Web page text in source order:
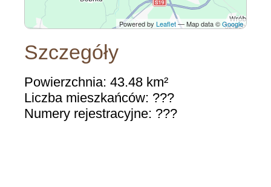
Powered by Leaflet— Map data ©Google
Szczegóły
Powierzchnia: 43.48 km²
Liczba mieszkańców: ???
Numery rejestracyjne: ???